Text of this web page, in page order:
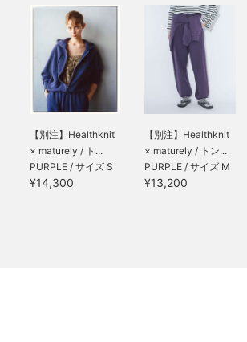
【別注】Healthknit
× maturely / ト...
PURPLE / サイズ S
¥14,300
【別注】Healthknit
× maturely / トン...
PURPLE / サイズ M
¥13,200